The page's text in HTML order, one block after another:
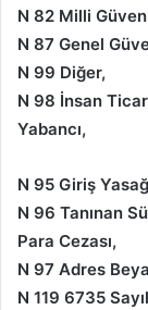
N 82 Milli
N 87 Genel
N 99 Diğer,
N 98 İnsan
Yabancı,
N 95 Giriş
N 96 Tanınan
Para Cezası,
N 97 Adres
N 119 6735